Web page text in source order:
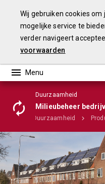
Duurzaamheid
Milieubeheer
Duurzaamheid
Wij gebruiken cookies om
mogelijke service te
verder navigeert
voorwaarden